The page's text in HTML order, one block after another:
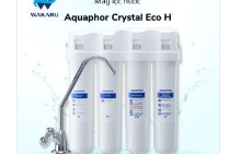
chất clo, clo hữu cơ,
nước cũng được loại bỏ
kế lõi lọc mang tính cách
triển và cấp bằng sáng